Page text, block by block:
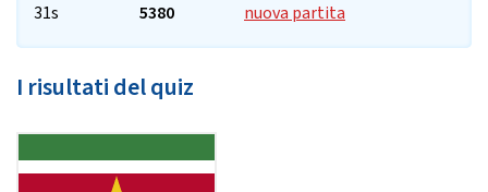
31s 5380 nuova partita
I risultati del quiz